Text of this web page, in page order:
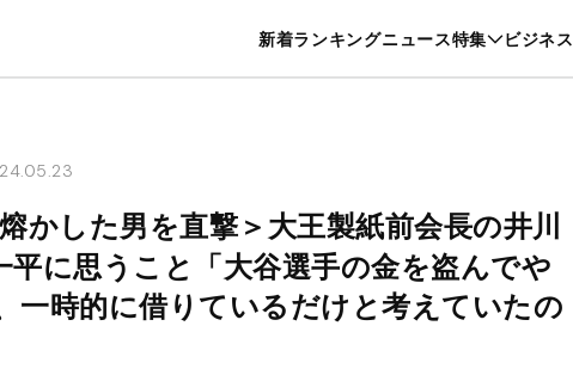
新着ランキングニュース特集 ビジネス
暮らし スポーツ ヘルスケア 美容
かした男を直撃＞大王製紙前会長の井川
平に思うこと「大谷選手の金を盗んでや
一時的に借りているだけと考えていたの